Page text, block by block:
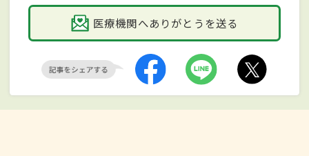
医療機関へありがとうを送る